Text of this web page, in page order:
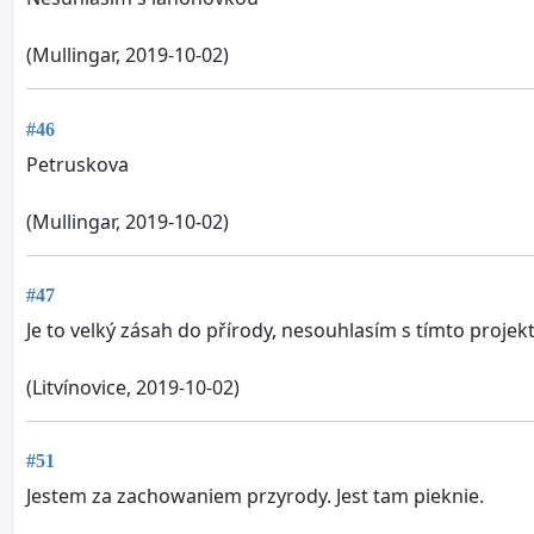
(Mullingar, 2019-10-02)
#46
Petruskova
(Mullingar, 2019-10-02)
#47
Je to velký zásah do přírody, nesouhlasím s tímto
(Litvínovice, 2019-10-02)
#51
Jestem za zachowaniem przyrody. Jest tam pieknie.